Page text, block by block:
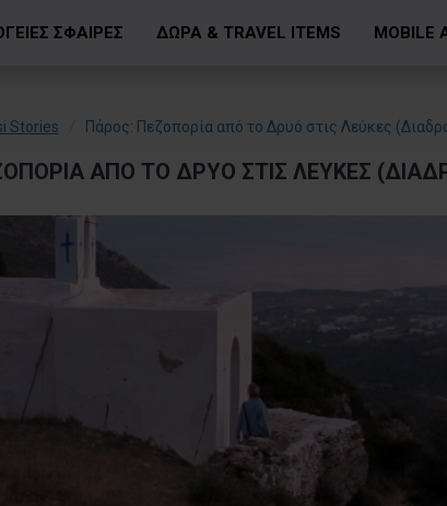
ΣΦΑΙΡΕΣ ΔΩΡΑ & TRAVEL ITEMS MOBILE
Stories Πάρος: Πεζοπορία από το Δρυό στις Λεύκες
ΑΠΌ ΤΟ ΔΡΥΌ ΣΤΙΣ ΛΕΎΚΕΣ